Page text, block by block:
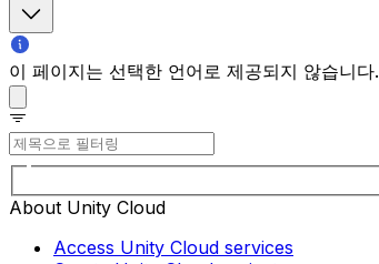
이 페이지는 선택한 언어로 제공되지 않습니다.
About Unity Cloud
Access Unity Cloud services